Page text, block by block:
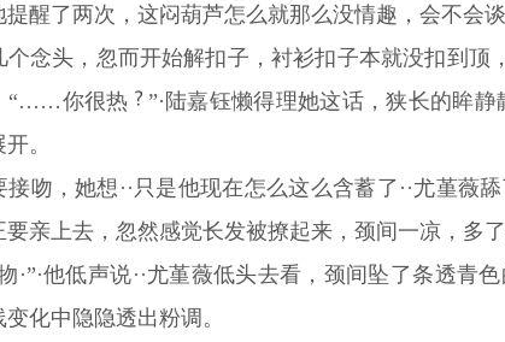
醒了两次，这闷葫芦怎么就那么没情趣，会不会谈
个念头，忽而开始解扣子，衬衫扣子本就没扣到顶
“……你很热
”·陆嘉钰懒得理她这话，狭长的眸
。
接吻，她想··只是他现在怎么这么含蓄了··尤堇
要亲上去，忽然感觉长发被撩起来，颈间一凉，多了
·”·他低声说··尤堇薇低头去看，颈间坠了条透
化中隐隐透出粉调。